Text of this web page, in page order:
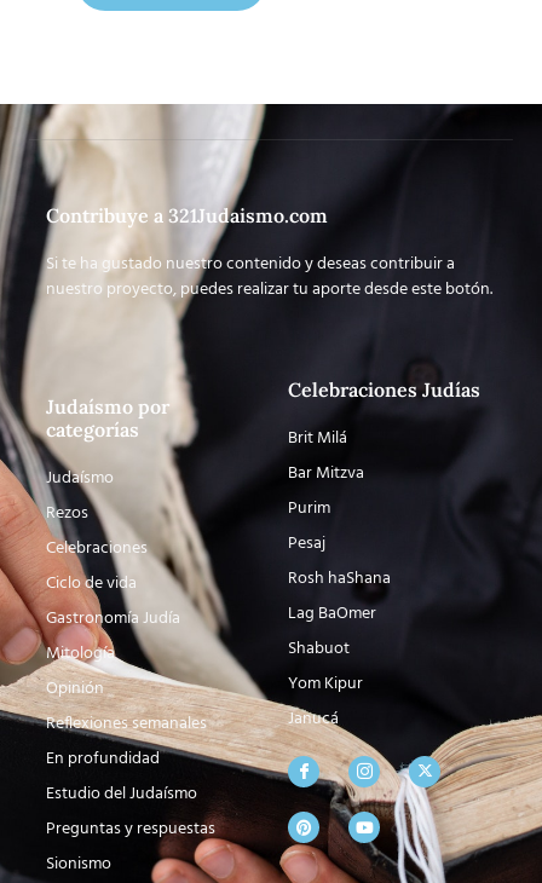
Contribuye a 321Judaismo.com
Si te ha gustado nuestro contenido y deseas contribuir a
nuestro proyecto, puedes realizar tu aporte desde este botón.
Judaísmo por
categorías
Judaísmo
Rezos
Celebraciones
Ciclo de vida
Gastronomía Judía
Mitología
Opinión
Reflexiones semanales
En profundidad
Estudio del Judaísmo
Preguntas y respuestas
Sionismo
Celebraciones Judías
Brit Milá
Bar Mitzva
Purim
Pesaj
Rosh haShana
Lag BaOmer
Shabuot
Yom Kipur
Janucá